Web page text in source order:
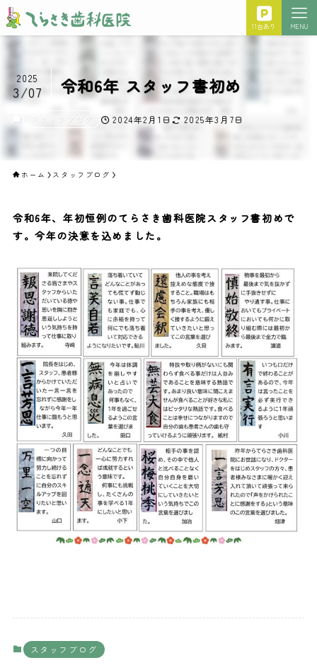
11台あり MENU
令和6年 スタッフ書初め
2025
3/07
スタッフブログ 2024年2月1日 2025年3月7日
ホーム スタッフブログ
令和6年、年初恒例のてらさき歯科医院スタッフ書初めで
す。今年の決意を込めました。
スタッフブログ